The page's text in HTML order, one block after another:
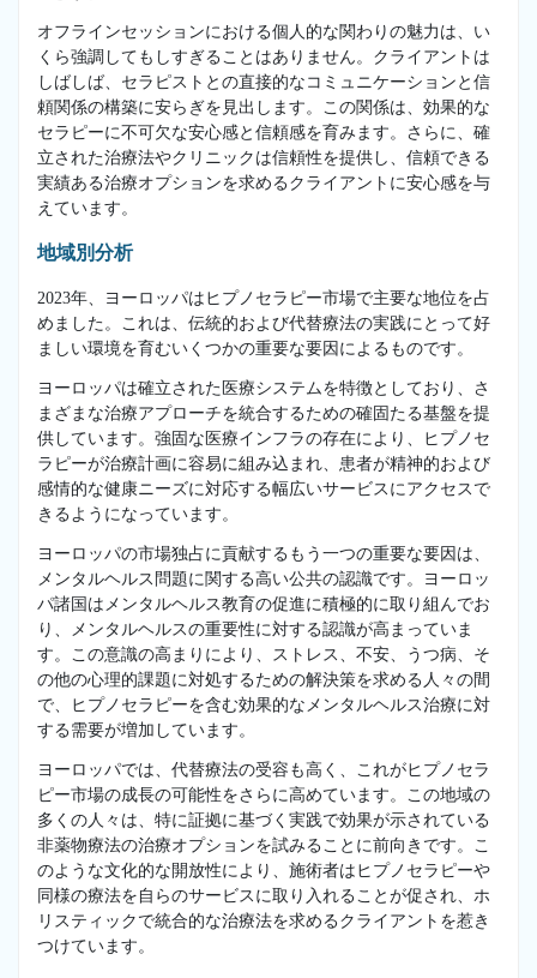
オフラインセッションにおける個人的な関わりの魅力は、い
くら強調してもしすぎることはありません。クライアントは
しばしば、セラピストとの直接的なコミュニケーションと信
頼関係の構築に安らぎを見出します。この関係は、効果的な
セラピーに不可欠な安心感と信頼感を育みます。さらに、確
立された治療法やクリニックは信頼性を提供し、信頼できる
実績ある治療オプションを求めるクライアントに安心感を与
えています。
地域別分析
2023年、ヨーロッパはヒプノセラピー市場で主要な地位を占
めました。これは、伝統的および代替療法の実践にとって好
ましい環境を育むいくつかの重要な要因によるものです。
ヨーロッパは確立された医療システムを特徴としており、さ
まざまな治療アプローチを統合するための確固たる基盤を提
供しています。強固な医療インフラの存在により、ヒプノセ
ラピーが治療計画に容易に組み込まれ、患者が精神的および
感情的な健康ニーズに対応する幅広いサービスにアクセスで
きるようになっています。
ヨーロッパの市場独占に貢献するもう一つの重要な要因は、
メンタルヘルス問題に関する高い公共の認識です。ヨーロッ
パ諸国はメンタルヘルス教育の促進に積極的に取り組んでお
り、メンタルヘルスの重要性に対する認識が高まっていま
す。この意識の高まりにより、ストレス、不安、うつ病、そ
の他の心理的課題に対処するための解決策を求める人々の間
で、ヒプノセラピーを含む効果的なメンタルヘルス治療に対
する需要が増加しています。
ヨーロッパでは、代替療法の受容も高く、これがヒプノセラ
ピー市場の成長の可能性をさらに高めています。この地域の
多くの人々は、特に証拠に基づく実践で効果が示されている
非薬物療法の治療オプションを試みることに前向きです。こ
のような文化的な開放性により、施術者はヒプノセラピーや
同様の療法を自らのサービスに取り入れることが促され、ホ
リスティックで統合的な治療法を求めるクライアントを惹き
つけています。